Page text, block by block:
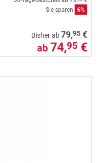
Sie sparen
6%
Bisher ab79,95 €
ab 74,95 €